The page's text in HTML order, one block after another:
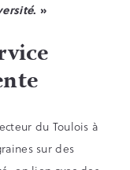
. »
du Toulois à
sur des